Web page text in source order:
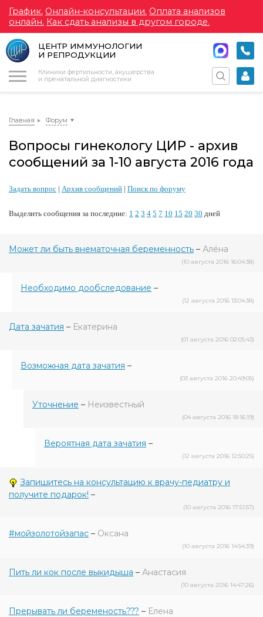
График. Онлайн-консультации. Оплата анализов
онлайн. Как сдать анализы в другом городе.
ЦЕНТР ИММУНОЛОГИИ
И РЕПРОДУКЦИИ
Клиники фертильности, акушерства
и пренатальной диагностики
Главная Форум
Вопросы гинекологу ЦИР - архив
сообщений за 1-10 августа 2016 года
Задать вопрос | Архив сообщений | Поиск по форуму
Выделить сообщения за последние: 1 2 3 4 5 7 10 15 20 30 дней
Может ли быть внематочная беременность – Алёна
(10 августа 2016 16:04:38)
Необходимо дообследование –
(12 августа 2016 13:04:38)
Дата зачатия – Екатерина
(01 августа 2016 02:05:43)
Возможная дата зачатия –
(03 августа 2016 20:49:05)
Уточнение – Неизвестный
(04 августа 2016 18:16:19)
Вероятная дата зачатия –
(12 августа 2016 12:50:25)
Запишитесь на консультацию к врачу-педиатру и
получите подарок! –
(10 августа 2016 17:51:57)
#мойзолотойзапас – Оксана
(10 августа 2016 14:54:39)
Пить ли кок после выкидыша – Анастасия
(10 августа 2016 14:47:26)
Прерывать ли беременость??? – Елена